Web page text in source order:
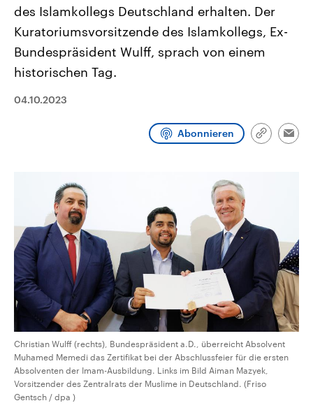
Landtagswahl Sachsen-Anhalt
2026
Alle Informationen
Sachsen-Anhalt wählt am 6.
September 2026 einen neuen
Landtag. Seit 2021 wird das
Bundesland von einer Koalition aus
Umfragen, Prognosen,
Wahlprogramme, aktuelle Berichte
und Kandidaten der anstehenden
USA
Aktuelle Beiträge,
Hintergründe
Wirtschaftlich und
gehören die Vereinigten
des Islamkollegs Deutschland erhalten. Der
Kuratoriumsvorsitzende des Islamkollegs, Ex-
Bundespräsident Wulff, sprach von einem
historischen Tag.
04.10.2023
Abonnieren
Link
Christian Wulff (rechts), Bundespräsident a.D., überreicht Absolvent
Muhamed Memedi das Zertifikat bei der Abschlussfeier für die ersten
Absolventen der Imam-Ausbildung. Links im Bild Aiman Mazyek,
Vorsitzender des Zentralrats der Muslime in Deutschland. (Friso
Gentsch / dpa )